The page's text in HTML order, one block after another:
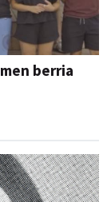
berria